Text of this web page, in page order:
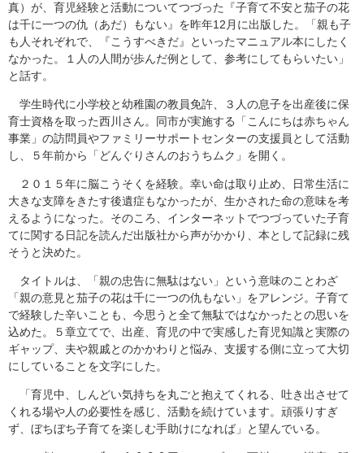
真）が、育児経験と活動についてつづった『子育て不安と茄子の花
は千に一つの仇（あだ）もない』を昨年12月に出版した。「親も子
も人それぞれで、『こうすべきだ』といったマニュアル本にしたく
なかった。１人の人間が歩んだ例として、参考にしてもらいたい」
と話す。
学生時代に小学校と幼稚園の教員免許、３人の息子を出産後に保
育士資格を取った西川さん。同市が実施する「こんにちは赤ちゃん
事業」の訪問員やファミリーサポートセンターの支援員として活動
し、５年前から「どんぐりさんのおうちムク」を開く。
２０１５年に脳こうそくを経験。幸い命は取り止め、日常生活に
大きな支障をきたす後遺症もなかったが、生かされた命の意味を考
えるようになった。そのころ、インターネットでつづっていた子育
てに関する日記を読んだ出版社から声がかかり、本として記録に残
そうと決めた。
タイトルは、「親の忠告に無駄はない」という意味のことわざ
「親の意見と茄子の花は千に一つの仇もない」をアレンジ。子育て
で経験した辛いことも、今思うと全て無駄ではなかったとの思いを
込めた。５章立てで、出産、育児の中で実感した育児知識と実際の
ギャップ、夫や親戚とのかかわりと悩み、支援する側に立って大切
にしていることを文字にした。
「育児中、しんどい気持ちを丸ごと抱えてくれる、吐き出させて
くれる場や人の必要性を感じ、活動を続けています。頑張りすぎ
ず、ぼちぼち子育てを楽しむ手助けになれば」と望んでいる。